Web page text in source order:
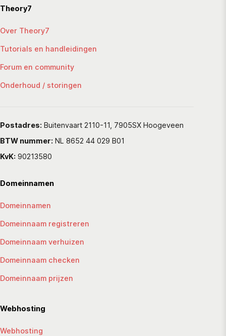
Theory7
Over Theory7
Tutorials en handleidingen
Forum en community
Onderhoud / storingen
Postadres: Buitenvaart 2110-11, 7905SX Hoogeveen
BTW nummer: NL 8652 44 029 B01
KvK: 90213580
Domeinnamen
Domeinnamen
Domeinnaam registreren
Domeinnaam verhuizen
Domeinnaam checken
Domeinnaam prijzen
Webhosting
Webhosting